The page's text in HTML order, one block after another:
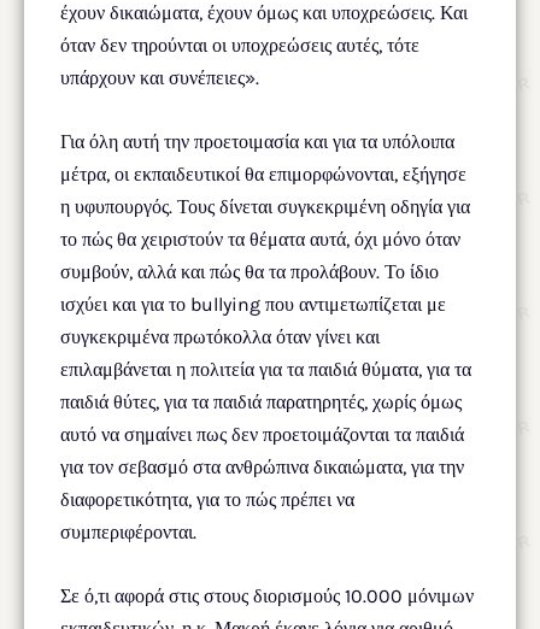
έχουν δικαιώματα, έχουν όμως και υποχρεώσεις. Και
όταν δεν τηρούνται οι υποχρεώσεις αυτές, τότε
υπάρχουν και συνέπειες».
Για όλη αυτή την προετοιμασία και για τα υπόλοιπα
μέτρα, οι εκπαιδευτικοί θα επιμορφώνονται, εξήγησε
η υφυπουργός. Τους δίνεται συγκεκριμένη οδηγία για
το πώς θα χειριστούν τα θέματα αυτά, όχι μόνο όταν
συμβούν, αλλά και πώς θα τα προλάβουν. Το ίδιο
ισχύει και για το bullying που αντιμετωπίζεται με
συγκεκριμένα πρωτόκολλα όταν γίνει και
επιλαμβάνεται η πολιτεία για τα παιδιά θύματα, για τα
παιδιά θύτες, για τα παιδιά παρατηρητές, χωρίς όμως
αυτό να σημαίνει πως δεν προετοιμάζονται τα παιδιά
για τον σεβασμό στα ανθρώπινα δικαιώματα, για την
διαφορετικότητα, για το πώς πρέπει να
συμπεριφέρονται.
Σε ό,τι αφορά στις στους διορισμούς 10.000 μόνιμων